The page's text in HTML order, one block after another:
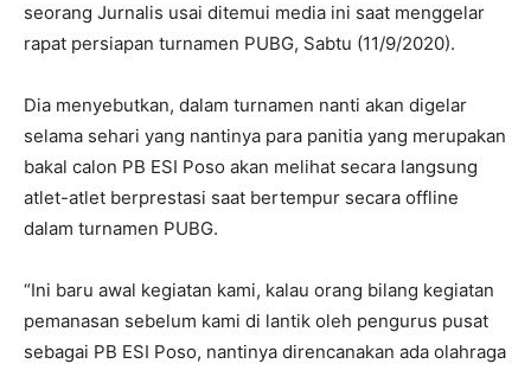
seorang Jurnalis usai ditemui media ini saat menggelar
rapat persiapan turnamen PUBG, Sabtu (11/9/2020).
Dia menyebutkan, dalam turnamen nanti akan digelar
selama sehari yang nantinya para panitia yang merupakan
bakal calon PB ESI Poso akan melihat secara langsung
atlet-atlet berprestasi saat bertempur secara offline
dalam turnamen PUBG.
“Ini baru awal kegiatan kami, kalau orang bilang kegiatan
pemanasan sebelum kami di lantik oleh pengurus pusat
sebagai PB ESI Poso, nantinya direncanakan ada olahraga